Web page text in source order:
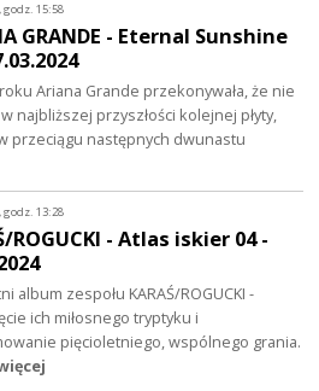
godz. 15:58
GRANDE - Eternal Sunshine
Ariana Grande przekonywała, że nie
najbliższej przyszłości kolejnej płyty,
przeciągu następnych dwunastu
godz. 13:28
ROGUCKI - Atlas iskier 04 -
album zespołu KARAŚ/ROGUCKI -
ich miłosnego tryptyku i
pięcioletniego, wspólnego grania.